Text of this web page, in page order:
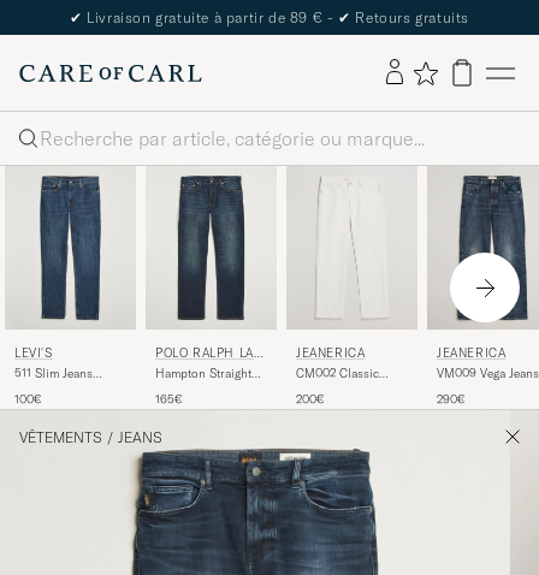
✔ Livraison gratuite à partir de 89 € - ✔ Retours gratuits
Rechercher
LEVI'S
511 Slim Jeans
100€
POLO RALPH LAU
REN
Hampton Straight
Murphy Street
165€
JEANERICA
CM002 Classic
200€
JEANERICA
VM009 Vega Jeans
290€
VÊTEMENTS / JEANS